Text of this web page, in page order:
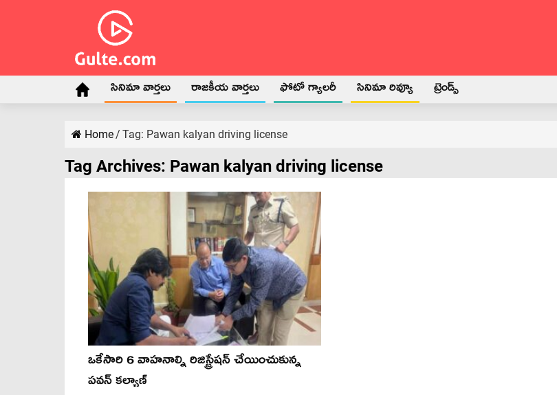
సినిమా వార్తలు రాజకీయ వార్తలు ఫోటో గ్యాలరీ సినిమా రివ్యూ ట్రెండ్స్
Home/ Tag: Pawan kalyan driving license
Tag Archives: Pawan kalyan driving license
ఒకేసారి 6 వాహనాల్ని రిజిస్ట్రేషన్ చేయించుకున్న
పవన్ కల్యాణ్